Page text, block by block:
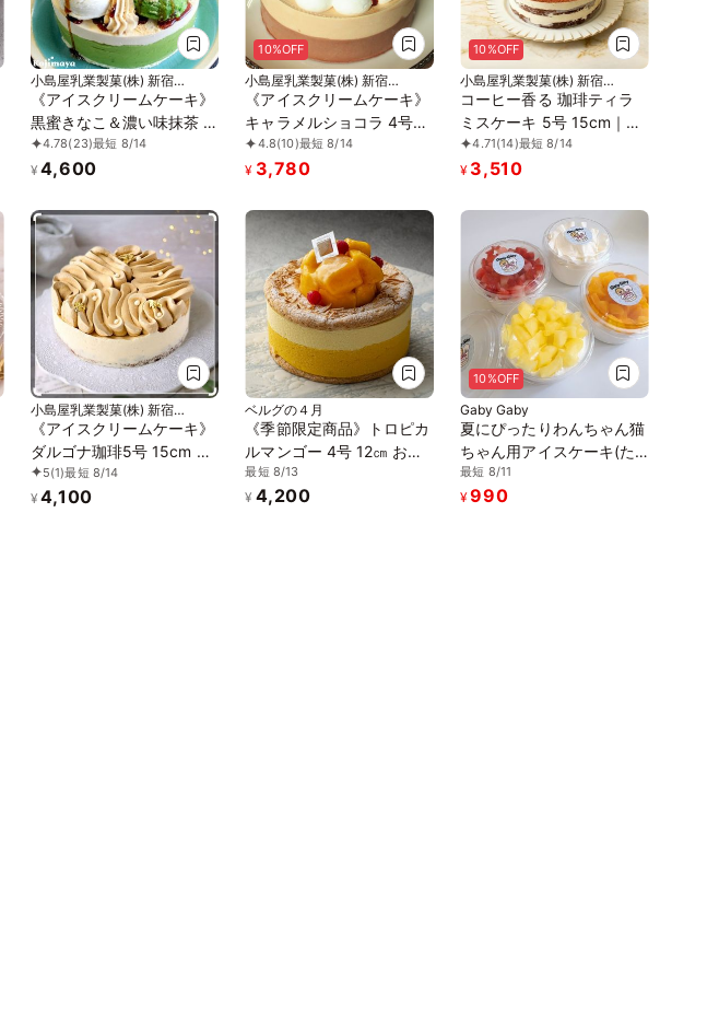
小島屋乳業製菓(株) 新宿
Kojimaya
《アイスクリームケーキ》
黒蜜きなこ＆濃い味抹茶 4
号 12cm 名入れ メッセー
ジ 選択可 チョコプレート
4.78(23)最短 8/14
¥ 4,600
10%OFF
小島屋乳業製菓(株) 新宿
Kojimaya
《アイスクリームケーキ》
キャラメルショコラ 4号
12cm 名入れ メッセージ
選択可 チョコプレート お
4.8(10)最短 8/14
¥ 3,780
10%OFF
小島屋乳業製菓(株) 新宿
Kojimaya
コーヒー香る 珈琲ティラ
ミスケーキ 5号 15cm｜誕
生日 バースデーケーキ 名
入れ メッセージ チョコプ
アイス2026
4.71(14)最短 8/14
¥ 3,510
小島屋乳業製菓(株) 新宿
Kojimaya
《アイスクリームケーキ》
ダルゴナ珈琲5号 15cm お
中元 2026 アイス2026
5(1)最短 8/14
¥ 4,100
ベルグの４月
《季節限定商品》トロピカ
ルマンゴー 4号 12㎝ お中
元2026
最短 8/13
¥ 4,200
10%OFF
Gaby Gaby
夏にぴったりわんちゃん猫
ちゃん用アイスケーキ(た
っぷりパイン) アイス2026
最短 8/11
¥990